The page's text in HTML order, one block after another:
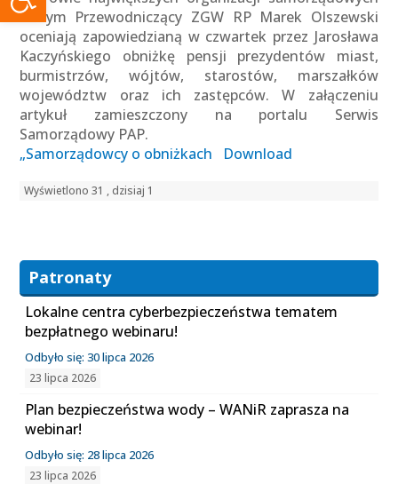
w tym Przewodniczący ZGW RP Marek Olszewski
oceniają zapowiedzianą w czwartek przez Jarosława
Kaczyńskiego obniżkę pensji prezydentów miast,
burmistrzów, wójtów, starostów, marszałków
województw oraz ich zastępców. W załączeniu
artykuł zamieszczony na portalu Serwis
Samorządowy PAP.
„Samorządowcy o obniżkach
Download
Wyświetlono 31 , dzisiaj 1
Patronaty
Lokalne centra cyberbezpieczeństwa tematem
bezpłatnego webinaru!
Odbyło się: 30 lipca 2026
23 lipca 2026
Plan bezpieczeństwa wody – WANiR zaprasza na
webinar!
Odbyło się: 28 lipca 2026
23 lipca 2026